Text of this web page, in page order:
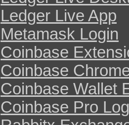
Ledger Live App
Metamask Login
Coinbase
Coinbase
Coinbase Wallet
Coinbase Pro